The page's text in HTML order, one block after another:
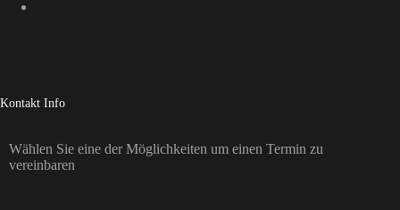
Kontakt Info
Wählen Sie eine der Möglichkeiten um einen Termin zu
vereinbaren